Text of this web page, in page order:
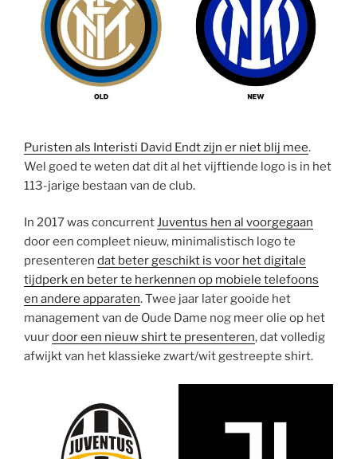
Puristen als Interisti David Endt zijn er niet blij mee.
Wel goed te weten dat dit al het vijftiende logo is in het
113-jarige bestaan van de club.
In 2017 was concurrentJuventus hen al voorgegaan
door een compleet nieuw, minimalistisch logo te
presenteren dat beter geschikt is voor het digitale
tijdperk en beter te herkennen op mobiele telefoons
en andere apparaten. Twee jaar later gooide het
management van de Oude Dame nog meer olie op het
vuurdoor een nieuw shirt te presenteren, dat volledig
afwijkt van het klassieke zwart/wit gestreepte shirt.